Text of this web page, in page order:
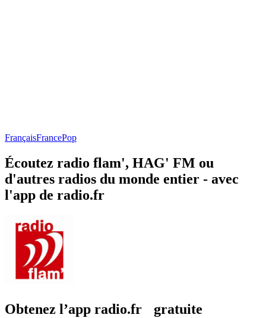
FrançaisFrancePop
Écoutez radio flam', HAG' FM ou
d'autres radios du monde entier - avec
l'app de radio.fr
Obtenez l’app radio.fr gratuite